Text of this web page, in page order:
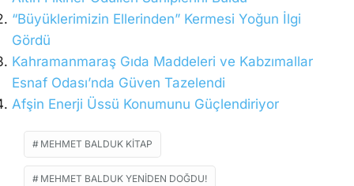
“Büyüklerimizin Ellerinden” Kermesi Yoğun İlgi
Gördü
Kahramanmaraş Gıda Maddeleri ve Kabzımallar
Esnaf Odası’nda Güven Tazelendi
Afşin Enerji Üssü Konumunu Güçlendiriyor
MEHMET BALDUK KITAP
MEHMET BALDUK YENIDEN DOĞDU!